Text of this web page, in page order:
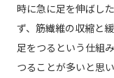
時に急に足を伸ばし
ず、筋繊維の収縮と
足をつるという仕組
つることが多いと思